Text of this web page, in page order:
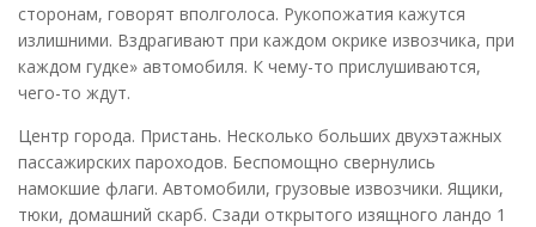
сторонам, говорят вполголоса. Рукопожатия кажутся
излишними. Вздрагивают при каждом окрике извозчика, при
каждом гудке» автомобиля. К чему-то прислушиваются,
чего-то ждут.
Центр города. Пристань. Несколько больших двухэтажных
пассажирских пароходов. Беспомощно свернулись
намокшие флаги. Автомобили, грузовые извозчики. Ящики,
тюки, домашний скарб. Сзади открытого изящного ландо 1